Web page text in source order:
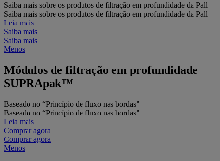
Saiba mais sobre os produtos de filtração em profundidade da Pall
Saiba mais sobre os produtos de filtração em profundidade da Pall
Leia mais
Saiba mais
Saiba mais
Menos
Módulos de filtração em profundidade
SUPRApak™
Baseado no “Princípio de fluxo nas bordas”
Baseado no “Princípio de fluxo nas bordas”
Leia mais
Comprar agora
Comprar agora
Menos